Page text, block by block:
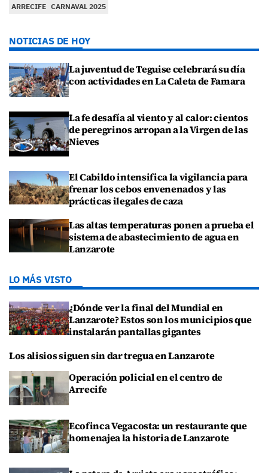
ARRECIFE CARNAVAL 2025
NOTICIAS DE HOY
La juventud de Teguise celebrará su día
con actividades en La Caleta de Famara
La fe desafía al viento y al calor: cientos
de peregrinos arropan a la Virgen de las
Nieves
El Cabildo intensifica la vigilancia para
frenar los cebos envenenados y las
prácticas ilegales de caza
Las altas temperaturas ponen a prueba el
sistema de abastecimiento de agua en
Lanzarote
LO MÁS VISTO
¿Dónde ver la final del Mundial en
Lanzarote? Estos son los municipios que
instalarán pantallas gigantes
Los alisios siguen sin dar tregua en Lanzarote
Operación policial en el centro de
Arrecife
Ecofinca Vegacosta: un restaurante que
homenajea la historia de Lanzarote